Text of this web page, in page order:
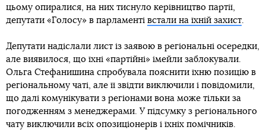
цьому опиралися, на них тиснуло керівництво партії,
депутати «Голосу» в парламенті встали на їхній захист.
Депутати надіслали лист із заявою в регіональні осередки,
але виявилося, що їхні «партійні» імейли заблокували.
Ольга Стефанишина спробувала пояснити їхню позицію в
регіональному чаті, але її звідти виключили і повідомили,
що далі комунікувати з регіонами вона може тільки за
погодженням з менеджерами. У підсумку з регіонального
чату виключили всіх опозиціонерів і їхніх помічників.